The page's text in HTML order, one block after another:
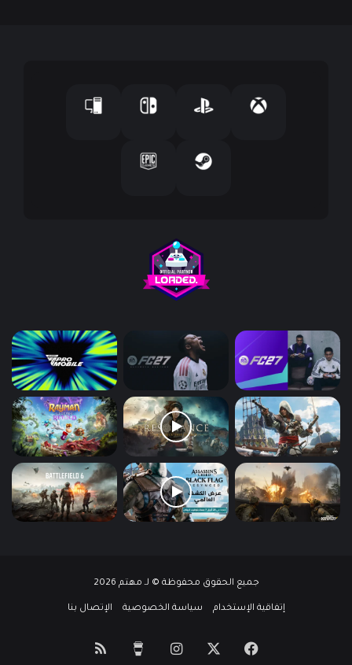
جميع الحقوق محفوظة © لـ مهتم 2026
إتفاقية الإستخدام سياسة الخصوصية الإتصال بنا
فيسبوك انستقرام